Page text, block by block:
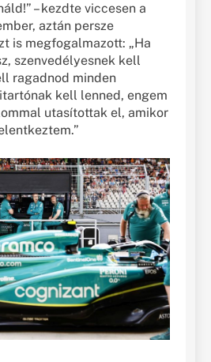
– kezdte viccesen a
aztán persze
is megfogalmazott: „Ha
szenvedélyesnek kell
ragadnod minden
kell lenned, engem
utasítottak el, amikor